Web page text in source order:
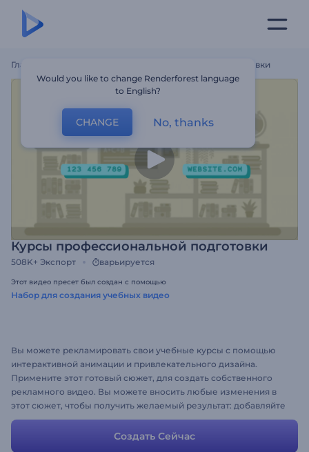
Главная Курсы Профессиональной Подготовки
Курсы профессиональной подготовки
508K+ Экспорт варьируется
Этот видео пресет был создан с помощью
Набор для создания учебных видео
Вы можете рекламировать свои учебные курсы с помощью
интерактивной анимации и привлекательного дизайна.
Примените этот готовый сюжет, для создать собственного
рекламного видео. Вы можете вносить любые изменения в
этот сюжет, чтобы получить желаемый результат: добавляйте
или удаляйте сцены, загружайте музыку, изображения и
Создать Сейчас
Would you like to change Renderforest language
to English?
CHANGE No, thanks